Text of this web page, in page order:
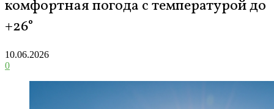
комфортная погода с температурой до
+26°
10.06.2026
0